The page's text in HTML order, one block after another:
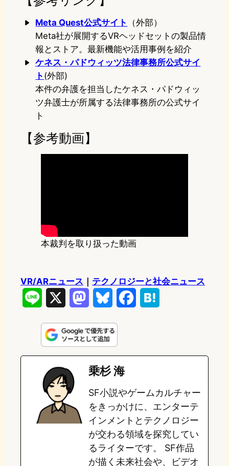
Meta Quest公式サイト
（外部）
Meta社が展開するVRヘッドセットの製品情
報とストア。最新機能や活用事例を紹介
ケネス・パドウィッツ法律事務所公式サイ
ト (外部)
本件の弁護を担当したケネス・パドウィッ
ツ弁護士が所属する法律事務所の公式サイ
ト
【参考動画】
本裁判を取り扱った動画
VR/ARニュース
テクノロジーと社会ニュース
n
e
s
t
o
d
o
n
u
e
s
k
y
e
o
o
k
e
a
乗杉 海
SF小説やゲームカルチャー
をきっかけに、エンターテ
インメントとテクノロジー
が交わる領域を探究してい
るライターです。 SF作品
が描く未来社会や、ビデオ